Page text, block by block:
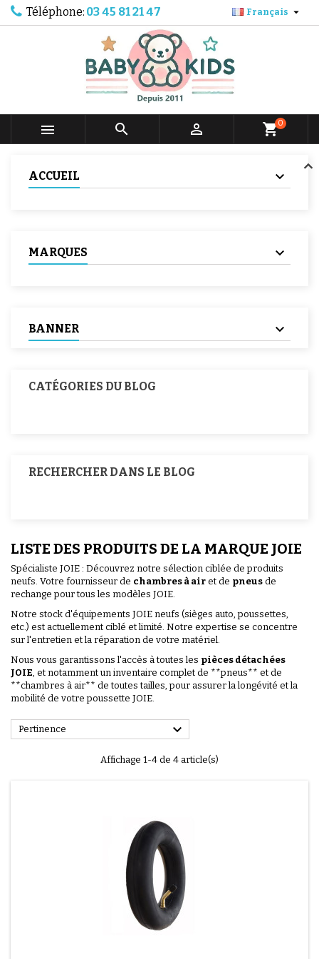
Téléphone: 03 45 81 21 47 Français 
   shopping_cart0
ACCUEIL
MARQUES
BANNER
CATÉGORIES DU BLOG
RECHERCHER DANS LE BLOG
LISTE DES PRODUITS DE LA MARQUE JOIE
Spécialiste JOIE : Découvrez notre sélection ciblée de produits
neufs. Votre fournisseur de chambres à air et de pneus de
rechange pour tous les modèles JOIE.
Notre stock d'équipements JOIE neufs (sièges auto, poussettes,
etc.) est actuellement ciblé et limité. Notre expertise se concentre
sur l'entretien et la réparation de votre matériel.
Nous vous garantissons l'accès à toutes les pièces détachées
JOIE , et notamment un inventaire complet de **pneus** et de
**chambres à air** de toutes tailles, pour assurer la longévité et la
mobilité de votre poussette JOIE.
Pertinence 
Affichage 1-4 de 4 article(s)